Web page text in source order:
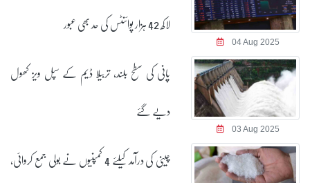
04 Aug 2025
لاکھ 42 ہزار پوائنٹس کی حد بھی عبور
03 Aug 2025
پانی کی سطح بلند، تربیلا ڈیم کے سپل ویز کھول
دیے گئے
چینی کی درآمد کیلئے 4 کمپنیوں نے بولی جمع کروائی،